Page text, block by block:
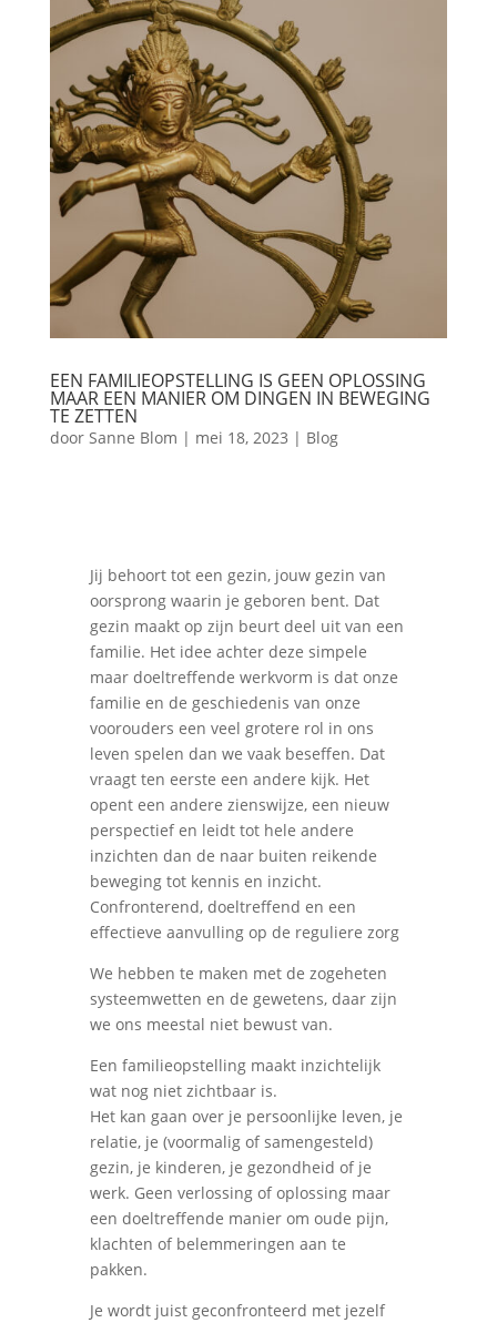
EEN FAMILIEOPSTELLING IS GEEN OPLOSSING
MAAR EEN MANIER OM DINGEN IN BEWEGING
TE ZETTEN
door Sanne Blom | mei 18, 2023 | Blog
Jij behoort tot een gezin, jouw gezin van
oorsprong waarin je geboren bent. Dat
gezin maakt op zijn beurt deel uit van een
familie. Het idee achter deze simpele
maar doeltreffende werkvorm is dat onze
familie en de geschiedenis van onze
voorouders een veel grotere rol in ons
leven spelen dan we vaak beseffen. Dat
vraagt ten eerste een andere kijk. Het
opent een andere zienswijze, een nieuw
perspectief en leidt tot hele andere
inzichten dan de naar buiten reikende
beweging tot kennis en inzicht.
Confronterend, doeltreffend en een
effectieve aanvulling op de reguliere zorg
We hebben te maken met de zogeheten
systeemwetten en de gewetens, daar zijn
we ons meestal niet bewust van.
Een familieopstelling maakt inzichtelijk
wat nog niet zichtbaar is.
Het kan gaan over je persoonlijke leven, je
relatie, je (voormalig of samengesteld)
gezin, je kinderen, je gezondheid of je
werk. Geen verlossing of oplossing maar
een doeltreffende manier om oude pijn,
klachten of belemmeringen aan te
pakken.
Je wordt juist geconfronteerd met jezelf